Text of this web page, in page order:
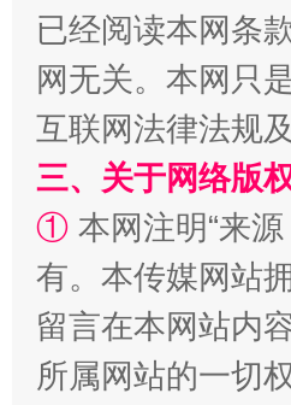
解纷+调解+退费，一次搞
已经阅读本网条
网无关。本网只
互联网法律法规
三、关于网络版
① 本网注明“来
有。本传媒网站
留言在本网站内
所属网站的一切